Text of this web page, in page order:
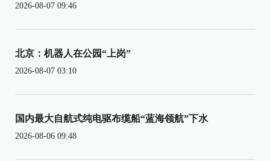
2026-08-07 09:46
北京：机器人在公园“上岗”
2026-08-07 03:10
国内最大自航式纯电驱布缆船“蓝海领航”下水
2026-08-06 09:48